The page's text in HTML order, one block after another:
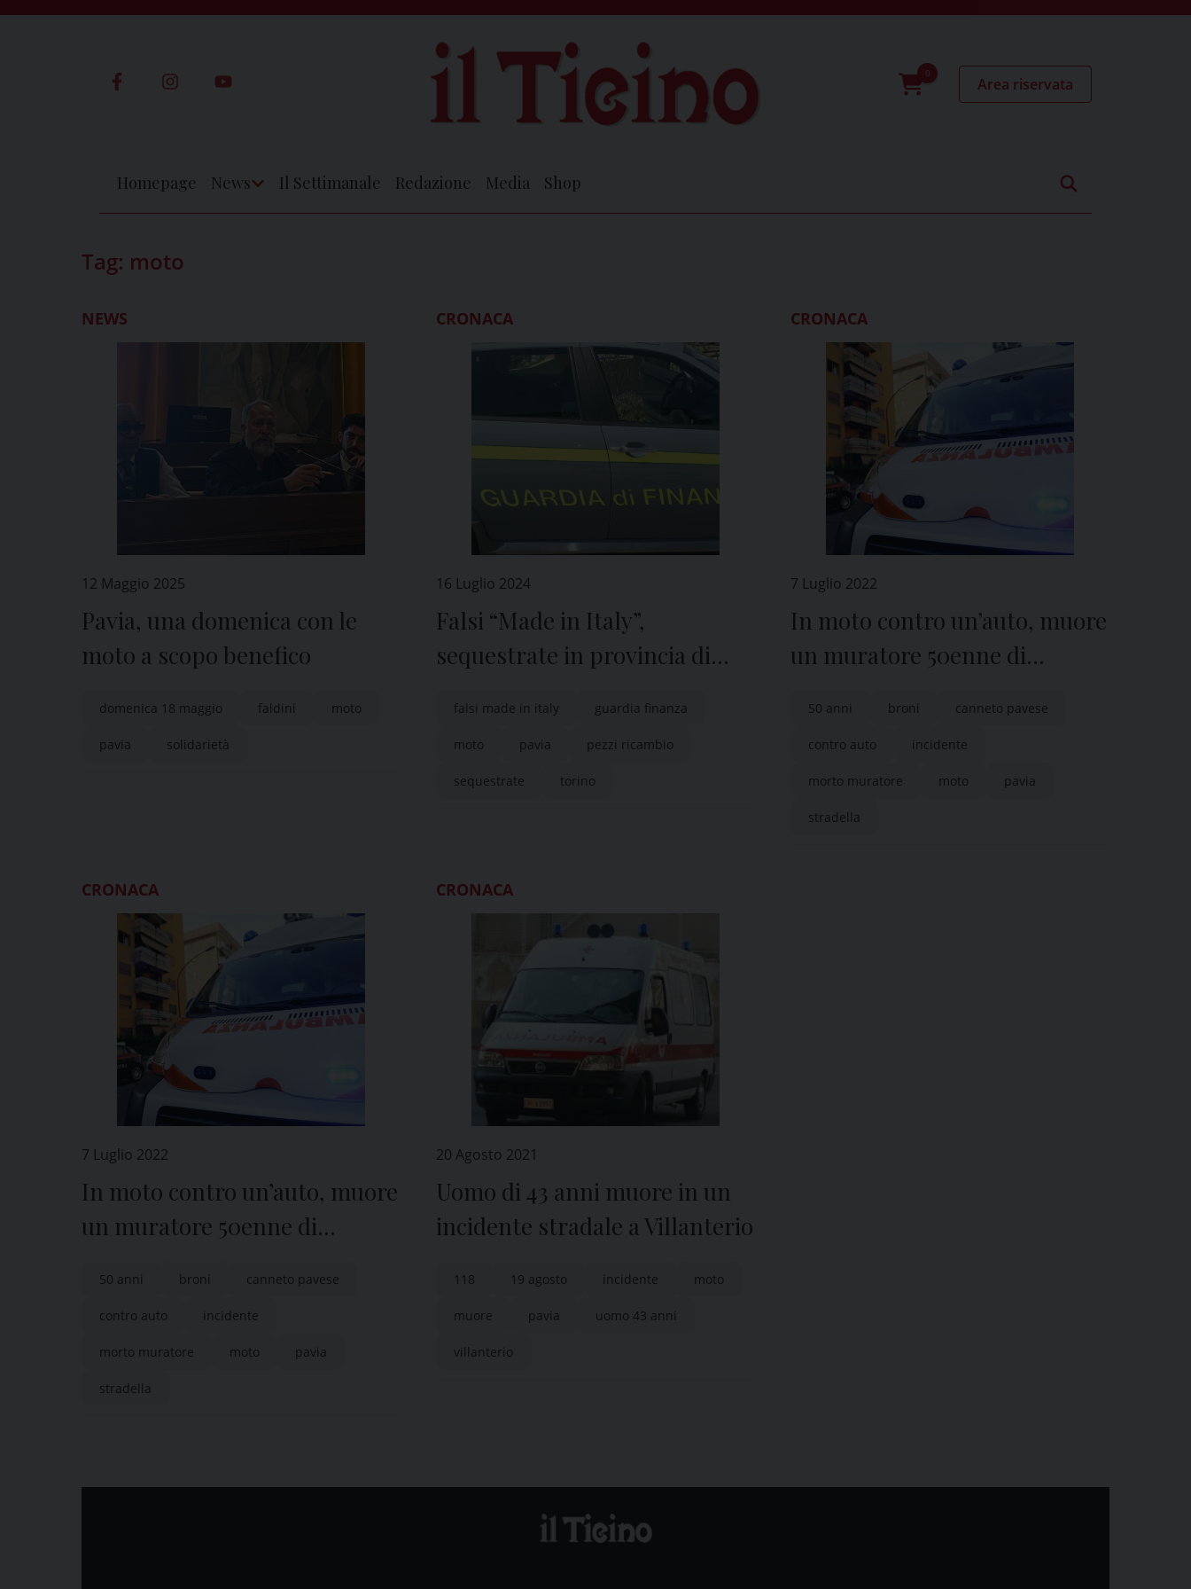
0
Area riservata
Homepage News Il Settimanale Redazione Media Shop
Tag: moto
NEWS
12 Maggio 2025
Pavia, una domenica con le
moto a scopo benefico
domenica 18 maggio faldini moto
pavia solidarietà
CRONACA
16 Luglio 2024
Falsi “Made in Italy”,
sequestrate in provincia di
pezzi di ricambio
falsi made in italy guardia finanza
moto pavia pezzi ricambio
sequestrate torino
CRONACA
7 Luglio 2022
In moto contro un’auto, muore
un muratore 50enne di
50 anni broni canneto pavese
contro auto incidente
morto muratore moto pavia
stradella
CRONACA
7 Luglio 2022
In moto contro un’auto, muore
un muratore 50enne di
50 anni broni canneto pavese
contro auto incidente
morto muratore moto pavia
stradella
CRONACA
20 Agosto 2021
Uomo di 43 anni muore in un
incidente stradale a Villanterio
118 19 agosto incidente moto
muore pavia uomo 43 anni
villanterio